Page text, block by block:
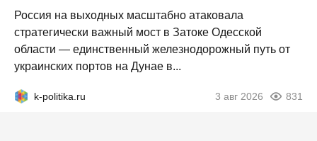
Россия на выходных масштабно атаковала
стратегически важный мост в Затоке Одесской
области — единственный железнодорожный путь от
украинских портов на Дунае в...
k-politika.ru 3 авг 2026 831